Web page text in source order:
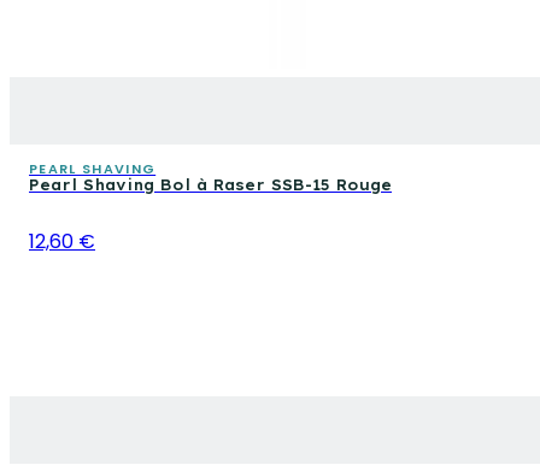
PEARL SHAVING
Pearl Shaving Bol à Raser SSB-15 Rouge
12,60 €